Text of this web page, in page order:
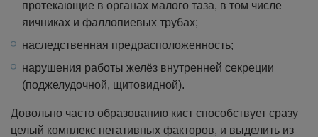
протекающие в органах малого таза, в том числе
яичниках и фаллопиевых трубах;
наследственная предрасположенность;
нарушения работы желёз внутренней секреции
(поджелудочной, щитовидной).
Довольно часто образованию кист способствует сразу
целый комплекс негативных факторов, и выделить из